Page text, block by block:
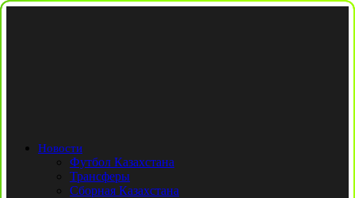
Новости
Футбол Казахстана
Трансферы
Сборная Казахстана